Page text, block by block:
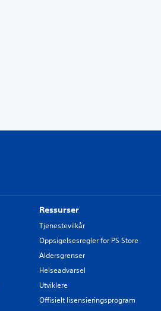
Ressurser
Tjenestevilkår
Oppsigelsesregler for PS Store
Aldersgrenser
Helseadvarsel
Utviklere
Offisielt lisensieringsprogram